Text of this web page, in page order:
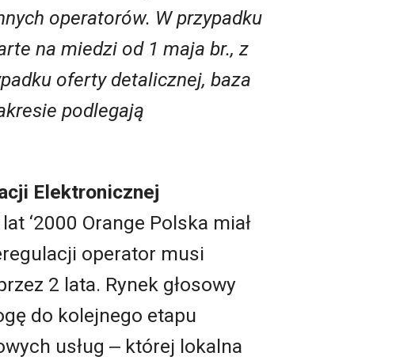
operatorów. W przypadku
na miedzi od 1 maja br., z
oferty detalicznej, baza
podlegają
Elektronicznej
‘2000 Orange Polska miał
operator musi
2 lata. Rynek głosowy
do kolejnego etapu
usług ‒ której lokalna